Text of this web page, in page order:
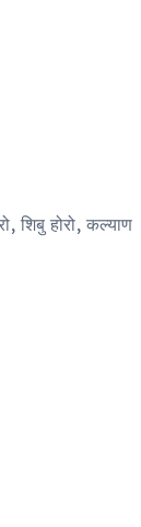
शिबु होरो, कल्याण